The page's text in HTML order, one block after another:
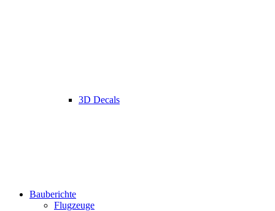
3D Decals
Bauberichte
Flugzeuge